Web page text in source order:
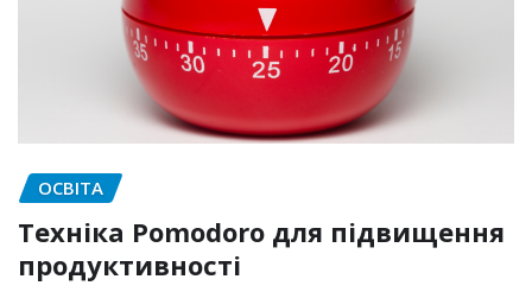
ОСВІТА
Техніка Pomodoro для підвищення
продуктивності